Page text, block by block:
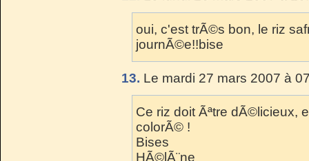
oui, c'est trÃ©s bon, le riz
journÃ©e!!bise
13. Le mardi 27 mars 2007 à
Ce riz doit Ãªtre dÃ©licieux,
colorÃ© !
Bises
HÃ©lÃ¨ne